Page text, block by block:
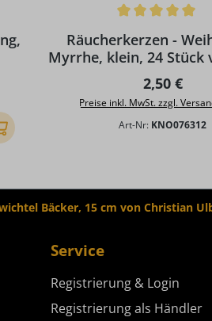
In den Warenkorb
Räucherkerzen -
Myrrhe, klein, 24 Stück
Regulärer
2,50 €
Preise inkl. MwSt. zzgl.
Art-Nr: KNO076312
Bäcker, 15 cm von Christian
Service
Registrierung & Login
Registrierung als Händler